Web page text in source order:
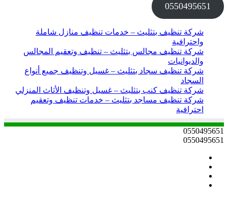
0550495651
شركة تنظيف بتثليث – خدمات تنظيف منازل شاملة
واحترافية
شركة تنظيف مجالس بتثليث – تنظيف وتعقيم المجالس
والديوانيات
شركة تنظيف سجاد بتثليث – غسيل وتنظيف جميع أنواع
السجاد
شركة تنظيف كنب بتثليث – غسيل وتنظيف الأثاث المنزلي
شركة تنظيف مساجد بتثليث – خدمات تنظيف وتعقيم
احترافية
0550495651
0550495651